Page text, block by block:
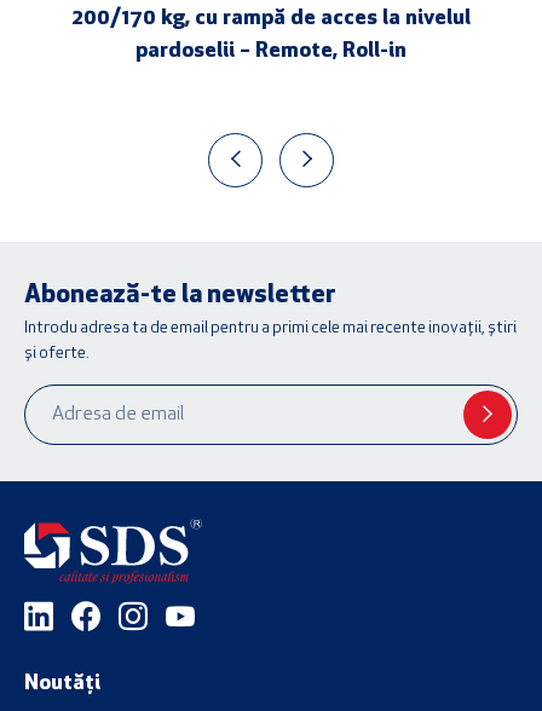
200/170 kg, cu rampă de acces la nivelul
pardoselii – Remote, Roll-in
Abonează-te la newsletter
Introdu adresa ta de email pentru a primi cele mai recente inovații, știri
și oferte.
Noutăți